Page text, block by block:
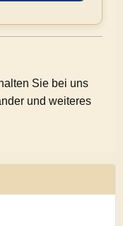
Sie bei uns
und weiteres